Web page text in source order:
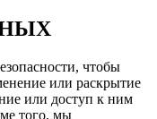
чтобы
или раскрытие
или доступ к ним
того, мы